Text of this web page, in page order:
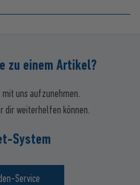
zu einem Artikel?
uns aufzunehmen.
dir weiterhelfen können.
System
Service